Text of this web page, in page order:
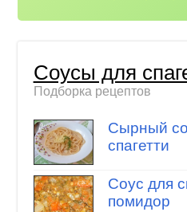
Соусы для
Подборка рецептов
Сырный
спагетти
Соус для
помидор